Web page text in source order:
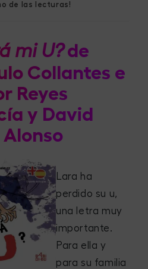
de las lecturas!
mi U?de
Collantes e
Reyes
y David
Lara ha
perdido su u,
una letra muy
importante.
Para ella y
para su familia